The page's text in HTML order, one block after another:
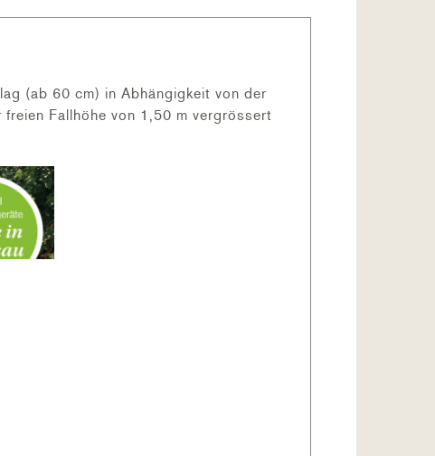
(ab 60 cm) in Abhängigkeit von der
Fallhöhe von 1,50 m vergrössert